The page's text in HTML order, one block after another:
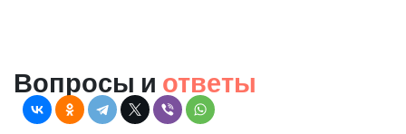
Вопросы и ответы